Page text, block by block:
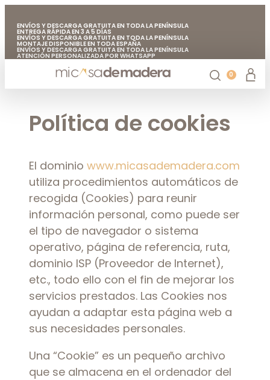
ENVÍOS Y DESCARGA GRATUITA EN TODA LA PENÍNSULA
ENTREGA RÁPIDA EN 3 A 5 DÍAS
ENVÍOS Y DESCARGA GRATUITA EN TODA LA PENÍNSULA
MONTAJE DISPONIBLE EN TODA ESPAÑA
ENVÍOS Y DESCARGA GRATUITA EN TODA LA PENÍNSULA
ATENCIÓN PERSONALIZADA POR WHATSAPP
FABRICADO EN EUROPA CON MADERA DE CALIDAD
ENVÍOS Y DESCARGA GRATUITA EN TODA LA PENÍNSULA
0
Política de cookies
El dominio www.micasademadera.com
utiliza procedimientos automáticos de
recogida (Cookies) para reunir
información personal, como puede ser
el tipo de navegador o sistema
operativo, página de referencia, ruta,
dominio ISP (Proveedor de Internet),
etc., todo ello con el fin de mejorar los
servicios prestados. Las Cookies nos
ayudan a adaptar esta página web a
sus necesidades personales.
Una “Cookie” es un pequeño archivo
que se almacena en el ordenador del